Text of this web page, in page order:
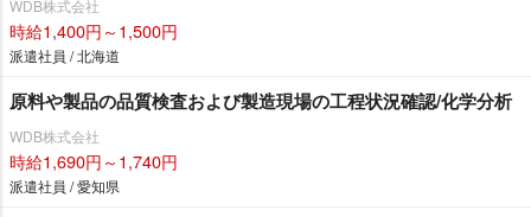
WDB株式会社
時給1,400円～1,500円
派遣社員 / 北海道
原料や製品の品質検査および製造現場の工程状況確認/化学分析
WDB株式会社
時給1,690円～1,740円
派遣社員 / 愛知県